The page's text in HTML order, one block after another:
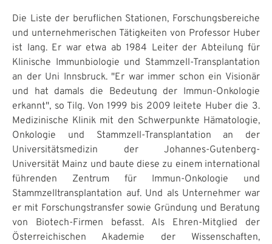
Die Liste der beruflichen Stationen, Forschungsbereiche
und unternehmerischen Tätigkeiten von Professor Huber
ist lang. Er war etwa ab 1984 Leiter der Abteilung für
Klinische Immunbiologie und Stammzell-Transplantation
an der Uni Innsbruck. "Er war immer schon ein Visionär
und hat damals die Bedeutung der Immun-Onkologie
erkannt", so Tilg. Von 1999 bis 2009 leitete Huber die 3.
Medizinische Klinik mit den Schwerpunkte Hämatologie,
Onkologie und Stammzell-Transplantation an der
Universitätsmedizin der Johannes-Gutenberg-
Universität Mainz und baute diese zu einem international
führenden Zentrum für Immun-Onkologie und
Stammzelltransplantation auf. Und als Unternehmer war
er mit Forschungstransfer sowie Gründung und Beratung
von Biotech-Firmen befasst. Als Ehren-Mitglied der
Österreichischen Akademie der Wissenschaften,